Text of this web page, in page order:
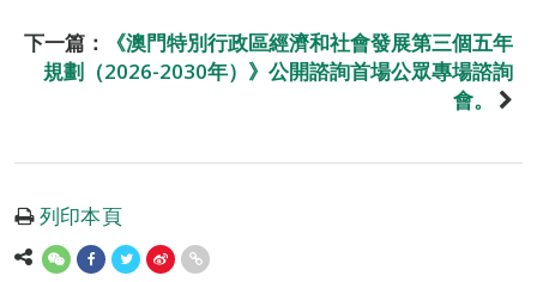
下一篇：
《澳門特別行政區經濟和社會發展第三個五年
規劃（2026-2030年）》公開諮詢首場公眾專場諮詢
會。
列印本頁